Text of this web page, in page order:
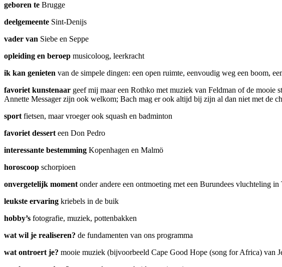
geboren te Brugge
deelgemeente Sint-Denijs
vader van Siebe en Seppe
opleiding en beroep musicoloog, leerkracht
ik kan genieten van de simpele dingen: een open ruimte, eenvoudig weg een boom,
favoriet kunstenaar geef mij maar een Rothko met muziek van Feldman of de
Annette Messager zijn ook welkom; Bach mag er ook altijd bij zijn al dan niet met de
sportfietsen, maar vroeger ook squash en badminton
favoriet desserteen Don Pedro
interessante bestemming Kopenhagen en Malmö
horoscoop schorpioen
onvergetelijk momentonder andere een ontmoeting met een Burundees vluchteling in
leukste ervaring kriebels in de buik
hobby’s fotografie, muziek, pottenbakken
wat wil je realiseren? de fundamenten van ons programma
wat ontroert je? mooie muziek (bijvoorbeeld Cape Good Hope (song for Africa) van